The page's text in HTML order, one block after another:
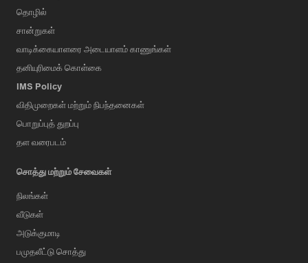
தொழில்
சான்றுகள்
வாடிக்கையாளரை அடையாளம் காணுங்கள்
தனியுரிமைக் கொள்கை
IMS Policy
விதிமுறைகள் மற்றும் நிபந்தனைகள்
பொறுப்புத் துறப்பு
தள வரைபடம்
சொத்து மற்றும் சேவைகள்
நிலங்கள்
வீடுகள்
அடுக்குமாடி
பமுதலீட்டு சொத்து